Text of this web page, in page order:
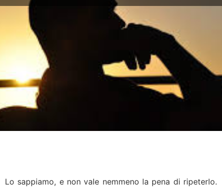
Lo sappiamo, e non vale nemmeno la pena di ripeterlo.